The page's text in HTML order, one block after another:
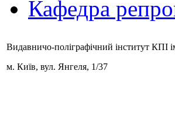
Кафедра
Видавничо-поліграфічний інститут КПІ
м. Київ, вул. Янгеля, 1/37